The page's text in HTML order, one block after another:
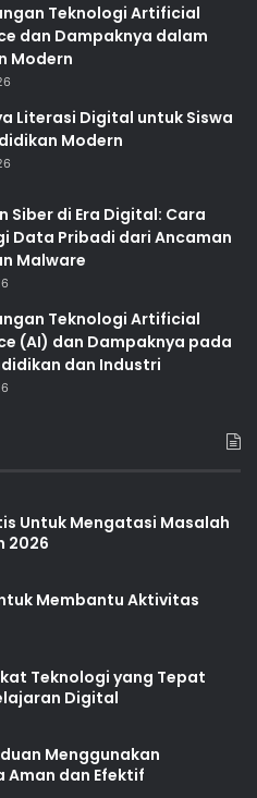
Teknologi Artificial
dan Dampaknya dalam
Modern
Literasi Digital untuk Siswa
Modern
Siber di Era Digital: Cara
Data Pribadi dari Ancaman
Malware
Teknologi Artificial
(AI) dan Dampaknya pada
dan Industri
Untuk Mengatasi Masalah
2026
Membantu Aktivitas
Teknologi yang Tepat
Digital
Menggunakan
Aman dan Efektif